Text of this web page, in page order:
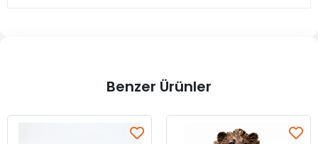
Benzer Ürünler